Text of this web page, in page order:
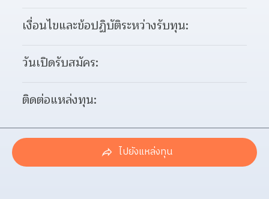
เงื่อนไขและข้อปฏิบัติระหว่างรับทุน:
วันเปิดรับสมัคร:
ติดต่อแหล่งทุน:
ไปยังแหล่งทุน